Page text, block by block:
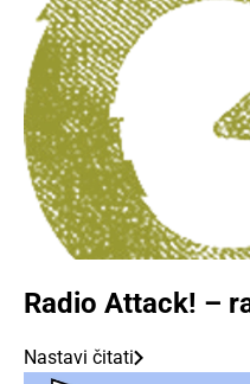
Radio Attack! –
Nastavi čitati